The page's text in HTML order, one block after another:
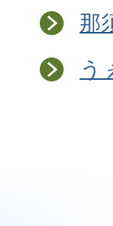
那
う